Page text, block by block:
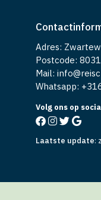
Adres:
Postcode:
Mail:
Whatsapp: +
Volg ons op
Laatste update: